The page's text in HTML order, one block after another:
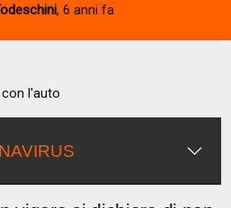
, 6 anni fa
l'auto